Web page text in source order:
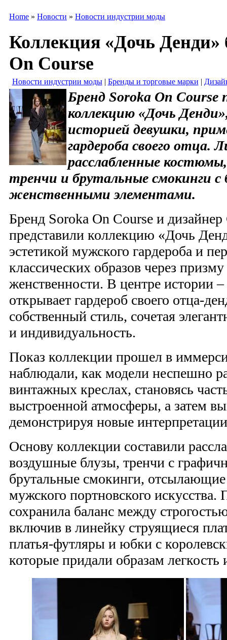
Home » Новости » Новости индустрии моды
Коллекция «Дочь Денди»
On Course
Новости индустрии моды| Бренды и торговые марки |
Бренд Soroka On Course
коллекцию «Дочь
историей девушки,
гардероба своего отца.
расслабленные
тренчи и брутальные смокинги с
женственными элементами.
Бренд Soroka On Course и
представили коллекцию «Дочь
эстетикой мужского гардероба и
классических образов через
женственности. В центре истории
открывает гардероб своего отца-
собственный стиль, сочетая
и индивидуальность.
Показ коллекции прошел в
наблюдали, как модели неспешно
винтажных креслах, становясь
выстроенной атмосферы, а затем
демонстрируя новые
Основу коллекции составили
воздушные блузы, тренчи с
брутальные смокинги,
мужского портновского искусства.
сохранила баланс между
включив в линейку струящиеся
платья-футляры и юбки с
которые придали образам легкость